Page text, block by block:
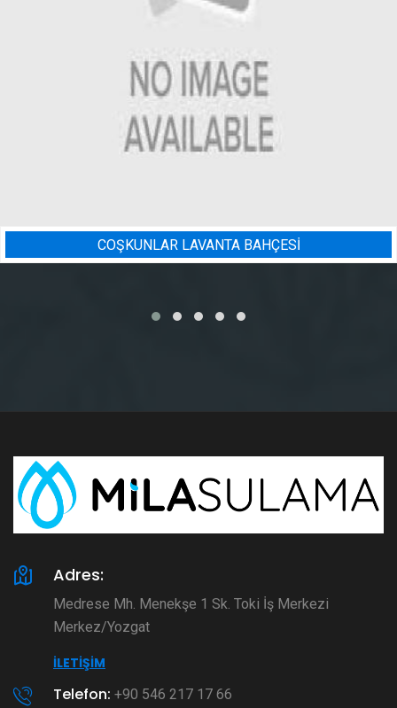
BADEM
Adres:
Medrese Mh. Menekşe 1 Sk. Toki İş Merkezi
Merkez/Yozgat
İLETIŞIM
Telefon: +90 546 217 17 66